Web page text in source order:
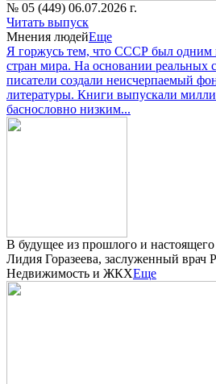
№ 05 (449) 06.07.2026 г.
Читать выпуск
Мнения людейЕще
Я горжусь тем, что СССР был
стран мира. На основании реальных
писатели создали неисчерпаемый
литературы. Книги выпускали
баснословно низким...
В будущее из прошлого и настоящего
Лидия Горазеева, заслуженный врач
Недвижимость и ЖКХЕще